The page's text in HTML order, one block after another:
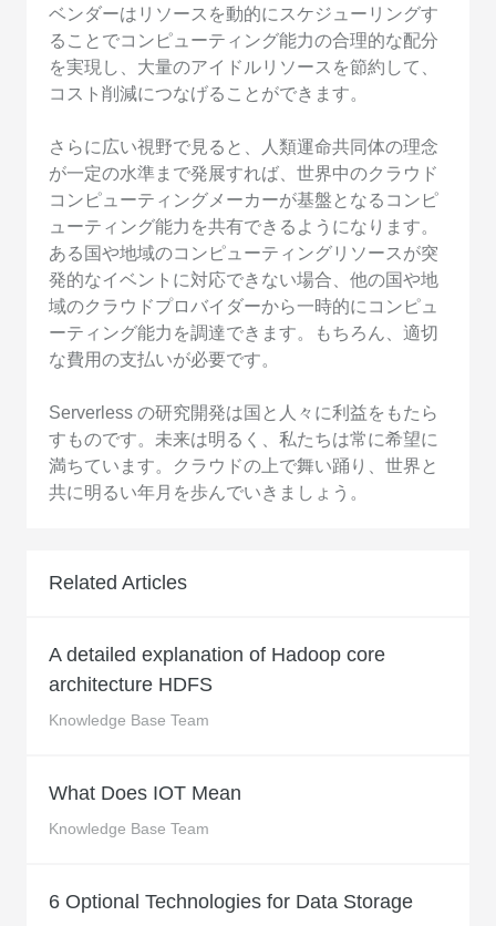
ベンダーはリソースを動的にスケジューリングす
ることでコンピューティング能力の合理的な配分
を実現し、大量のアイドルリソースを節約して、
コスト削減につなげることができます。
さらに広い視野で見ると、人類運命共同体の理念
が一定の水準まで発展すれば、世界中のクラウド
コンピューティングメーカーが基盤となるコンピ
ューティング能力を共有できるようになります。
ある国や地域のコンピューティングリソースが突
発的なイベントに対応できない場合、他の国や地
域のクラウドプロバイダーから一時的にコンピュ
ーティング能力を調達できます。もちろん、適切
な費用の支払いが必要です。
Serverless の研究開発は国と人々に利益をもたら
すものです。未来は明るく、私たちは常に希望に
満ちています。クラウドの上で舞い踊り、世界と
共に明るい年月を歩んでいきましょう。
Related Articles
A detailed explanation of Hadoop core
architecture HDFS
Knowledge Base Team
What Does IOT Mean
Knowledge Base Team
6 Optional Technologies for Data Storage